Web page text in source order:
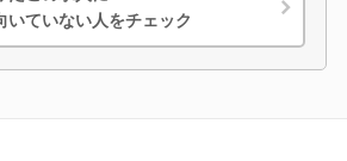
いていない人をチェック